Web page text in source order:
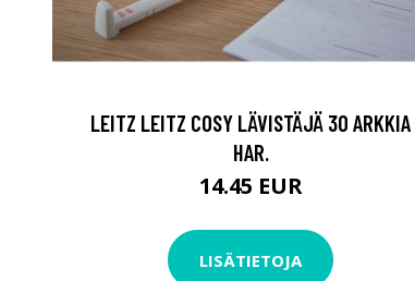
LEITZ LEITZ COSY LÄVISTÄJÄ 30 ARKKIA
HAR.
14.45 EUR
LISÄTIETOJA